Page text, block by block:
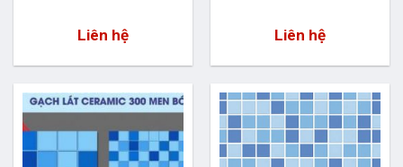
Liên hệ Liên hệ